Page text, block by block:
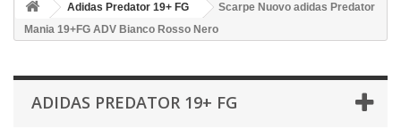
Adidas Predator 19+ FG
Scarpe Nuovo adidas Predator
Mania 19+FG ADV Bianco Rosso Nero
ADIDAS PREDATOR 19+ FG